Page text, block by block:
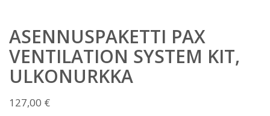
ASENNUSPAKETTI PAX
VENTILATION SYSTEM KIT,
ULKONURKKA
127,00 €